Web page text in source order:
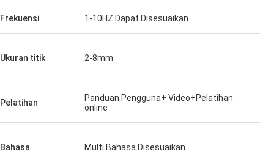
Frekuensi 1-10HZ Dapat Disesuaikan
Ukuran titik 2-8mm
Pelatihan
Panduan Pengguna+ Video+Pelatihan
online
Bahasa Multi Bahasa Disesuaikan